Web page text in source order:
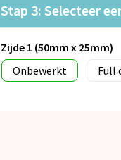
Stap 3: Selecteer
Zijde 1 (50mm x 25mm)
Onbewerkt
Full